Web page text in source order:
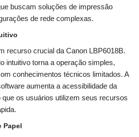
buscam soluções de impressão
de rede complexas.
recurso crucial da Canon LBP6018B.
intuitivo torna a operação simples,
conhecimentos técnicos limitados. A
aumenta a acessibilidade da
os usuários utilizem seus recursos
Papel